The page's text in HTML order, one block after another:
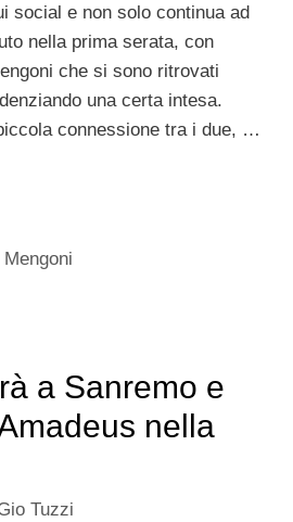
social e non solo continua ad
nella prima serata, con
che si sono ritrovati
una certa intesa.
connessione tra i due, …
a Sanremo e
nella
Tuzzi